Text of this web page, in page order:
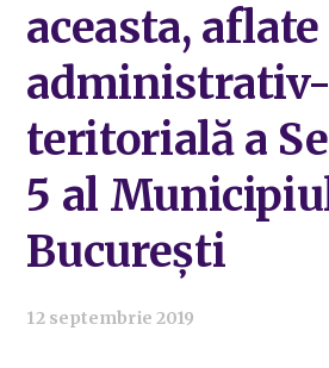
aceasta,
administrativ-
teritorială a
5 al
București
12 septembrie 2019